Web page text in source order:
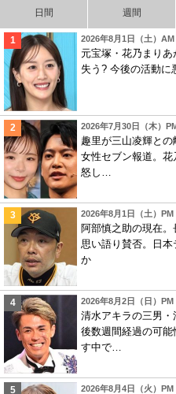
日間 週間
2026年8月1日（土）
元宝塚・花乃まり
失う? 今後の活動に
2026年7月30日（木）
趣里が三山凌輝と
女性セブン報道。
怒し…
2026年8月1日（土）PM
阿部慎之助の現在
思い語り賛否。日
か
2026年8月2日（日）PM
清水アキラの三男
後数週間経過の可
す中で…
2026年8月4日（火）PM